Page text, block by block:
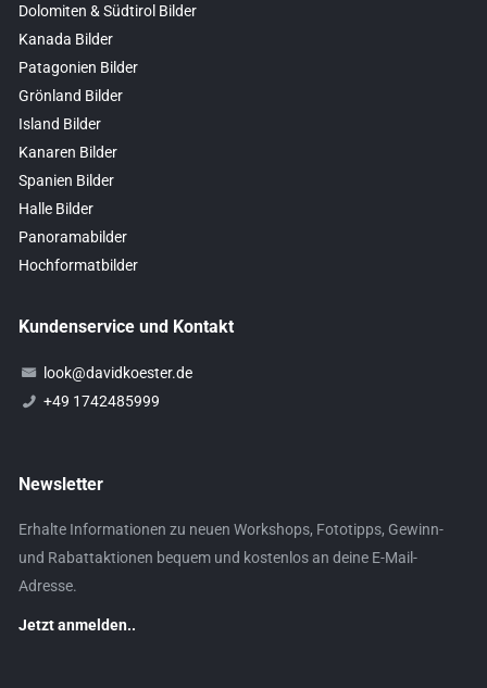
Dolomiten & Südtirol Bilder
Kanada Bilder
Patagonien Bilder
Grönland Bilder
Island Bilder
Kanaren Bilder
Spanien Bilder
Halle Bilder
Panoramabilder
Hochformatbilder
Kundenservice und Kontakt
look@davidkoester.de
+49 1742485999
Newsletter
Erhalte Informationen zu neuen Workshops, Fototipps, Gewinn-
und Rabattaktionen bequem und kostenlos an deine E-Mail-
Adresse.
Jetzt anmelden..